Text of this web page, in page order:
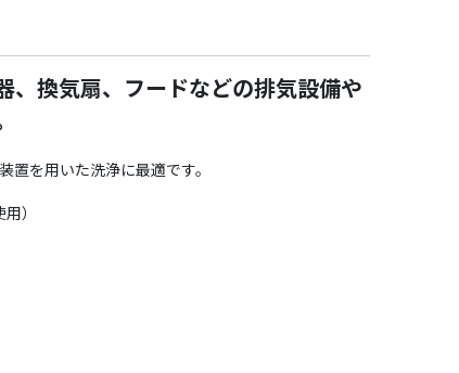
、換気扇、フードなどの排気設備や
置を用いた洗浄に最適です。
）